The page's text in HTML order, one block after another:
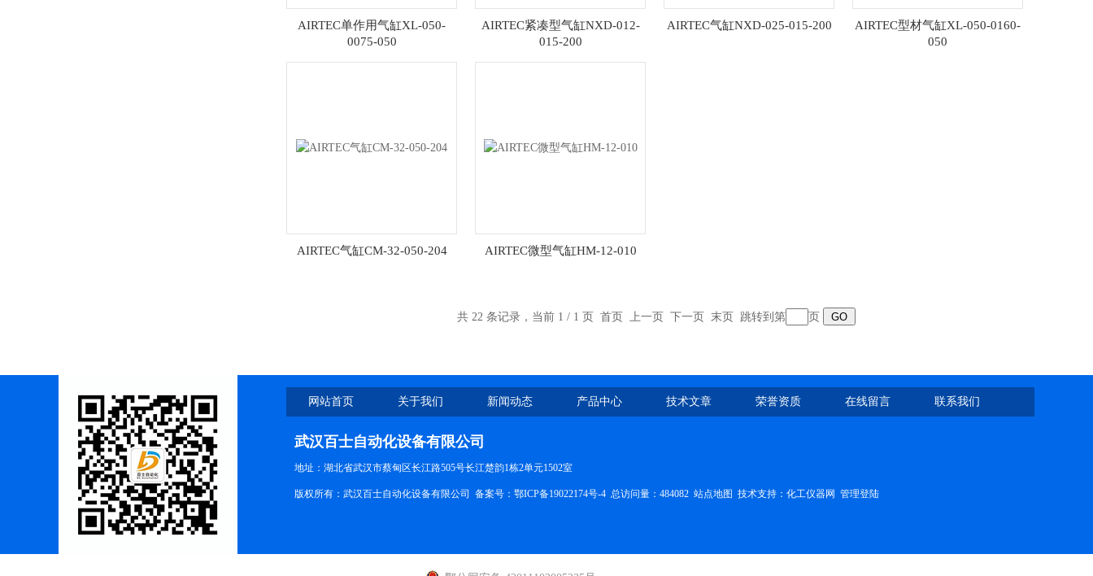
AIRTEC单作用气缸XL-050-
0075-050
AIRTEC紧凑型气缸NXD-012-
015-200
AIRTEC气缸NXD-025-015-200
AIRTEC型材气缸XL-050-0160-
050
AIRTEC气缸CM-32-050-204 AIRTEC微型气缸HM-12-010
共 22 条记录，当前 1 / 1 页 首页 上一页 下一页 末页 跳转到第 页
网站首页 关于我们 新闻动态 产品中心 技术文章 荣誉资质 在线留言 联系我们
武汉百士自动化设备有限公司
地址：湖北省武汉市蔡甸区长江路505号长江楚韵1栋2单元1502室
版权所有：武汉百士自动化设备有限公司 备案号： 鄂ICP备19022174号-4 总访问量：484082 站点地图 技术支持： 化工仪器网 管理登陆